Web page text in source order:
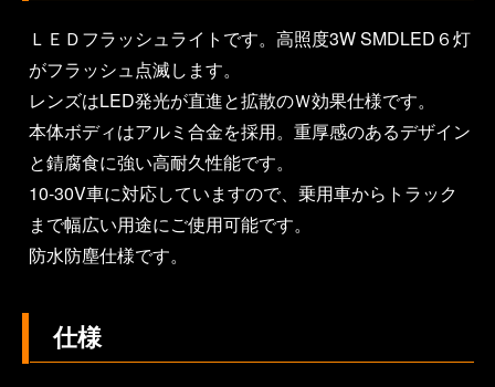
ＬＥＤフラッシュライトです。高照度3W SMDLED６灯
がフラッシュ点滅します。
レンズはLED発光が直進と拡散のＷ効果仕様です。
本体ボディはアルミ合金を採用。重厚感のあるデザイン
と錆腐食に強い高耐久性能です。
10-30V車に対応していますので、乗用車からトラック
まで幅広い用途にご使用可能です。
防水防塵仕様です。
仕様